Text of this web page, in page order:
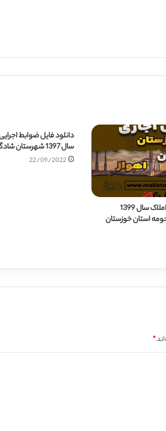
دانلود ارزش اجاری املاک سال 1399
استان خوزستان
دانلود فایل ضوابط
سال 1397 شهرستان شادگان استان خوزستان
22/09/2022
*